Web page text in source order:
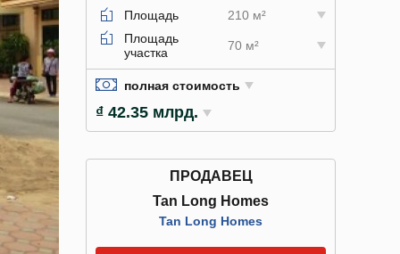
Площадь
210 м²
Площадь
участка
70 м²
полная стоимость
₫ 42.35 млрд.
ПРОДАВЕЦ
Tan Long Homes
Tan Long Homes